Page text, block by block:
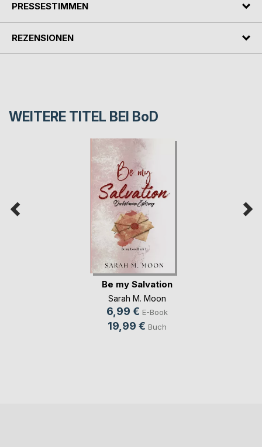
PRESSESTIMMEN
REZENSIONEN
WEITERE TITEL BEI BoD
Be my Salvation
Sarah M. Moon
6,99 € E-Book
19,99 € Buch